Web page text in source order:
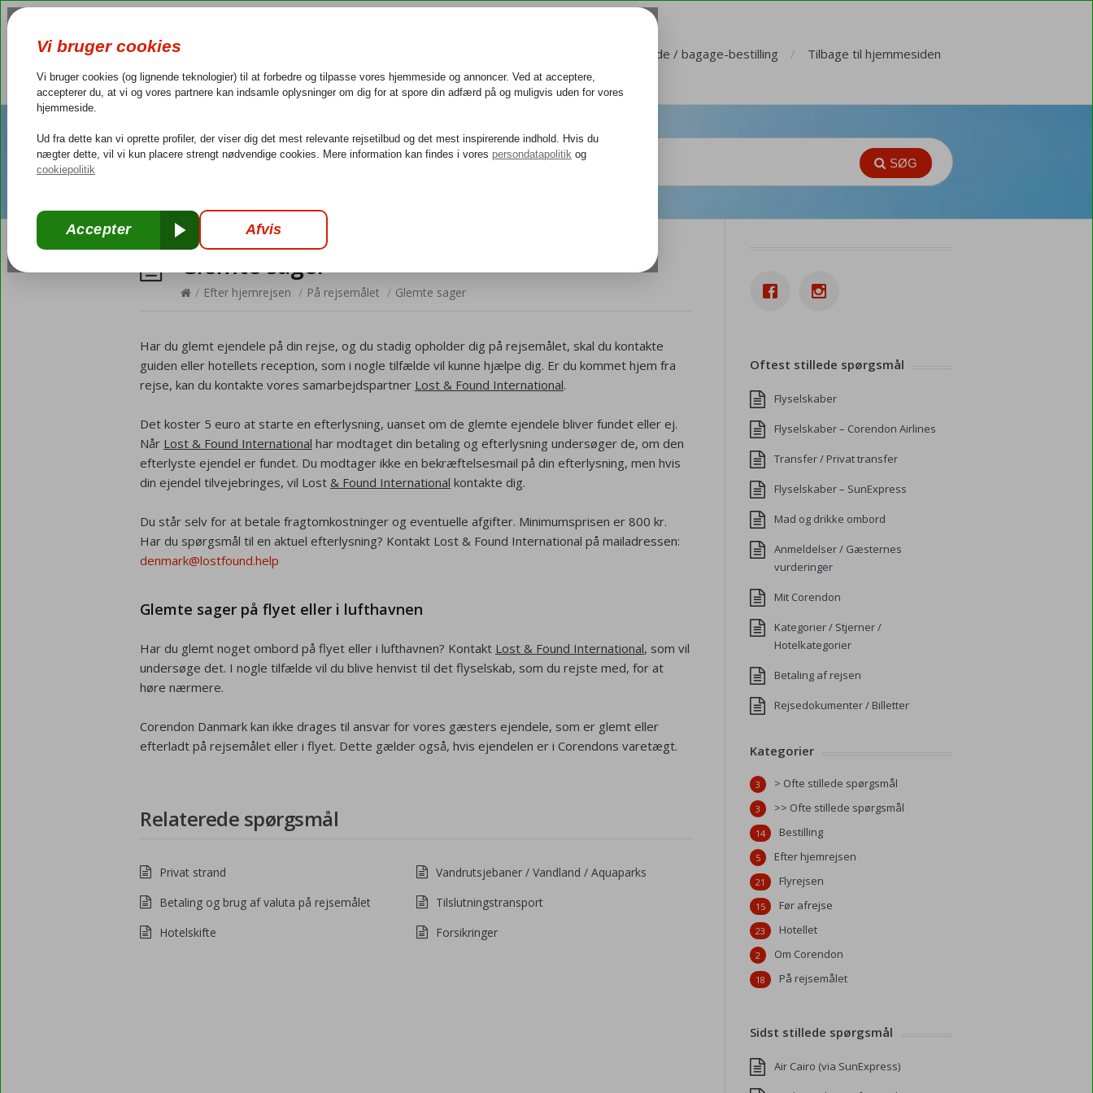
Sæde / bagage-bestilling Tilbage til hjemmesiden
SØG
Glemte sager
/ Efter hjemrejsen / På rejsemålet / Glemte sager
Har du glemt ejendele på din rejse, og du stadig opholder dig på rejsemålet, skal du kontakte
guiden eller hotellets reception, som i nogle tilfælde vil kunne hjælpe dig. Er du kommet hjem fra
rejse, kan du kontakte vores samarbejdspartner Lost & Found International.
Det koster 5 euro at starte en efterlysning, uanset om de glemte ejendele bliver fundet eller ej.
Når Lost & Found International har modtaget din betaling og efterlysning undersøger de, om den
efterlyste ejendel er fundet. Du modtager ikke en bekræftelsesmail på din efterlysning, men hvis
din ejendel tilvejebringes, vil Lost & Found International kontakte dig.
Du står selv for at betale fragtomkostninger og eventuelle afgifter. Minimumsprisen er 800 kr.
Har du spørgsmål til en aktuel efterlysning? Kontakt Lost & Found International på mailadressen:
denmark@lostfound.help
Glemte sager på flyet eller i lufthavnen
Har du glemt noget ombord på flyet eller i lufthavnen? Kontakt Lost & Found International, som vil
undersøge det. I nogle tilfælde vil du blive henvist til det flyselskab, som du rejste med, for at
høre nærmere.
Corendon Danmark kan ikke drages til ansvar for vores gæsters ejendele, som er glemt eller
efterladt på rejsemålet eller i flyet. Dette gælder også, hvis ejendelen er i Corendons varetægt.
Relaterede spørgsmål
Privat strand
Vandrutsjebaner / Vandland / Aquaparks
Betaling og brug af valuta på rejsemålet
Tilslutningstransport
Hotelskifte
Forsikringer
Oftest stillede spørgsmål
Flyselskaber
Flyselskaber – Corendon Airlines
Transfer / Privat transfer
Flyselskaber – SunExpress
Mad og drikke ombord
Anmeldelser / Gæsternes
vurderinger
Mit Corendon
Kategorier / Stjerner /
Hotelkategorier
Betaling af rejsen
Rejsedokumenter / Billetter
Kategorier
> Ofte stillede spørgsmål
3
>> Ofte stillede spørgsmål
3
Bestilling
14
Efter hjemrejsen
5
Flyrejsen
21
Før afrejse
15
Hotellet
23
Om Corendon
2
På rejsemålet
18
Sidst stillede spørgsmål
Air Cairo (via SunExpress)